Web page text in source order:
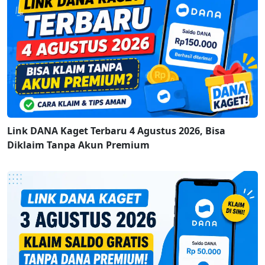
Link DANA Kaget Terbaru 4 Agustus 2026, Bisa
Diklaim Tanpa Akun Premium